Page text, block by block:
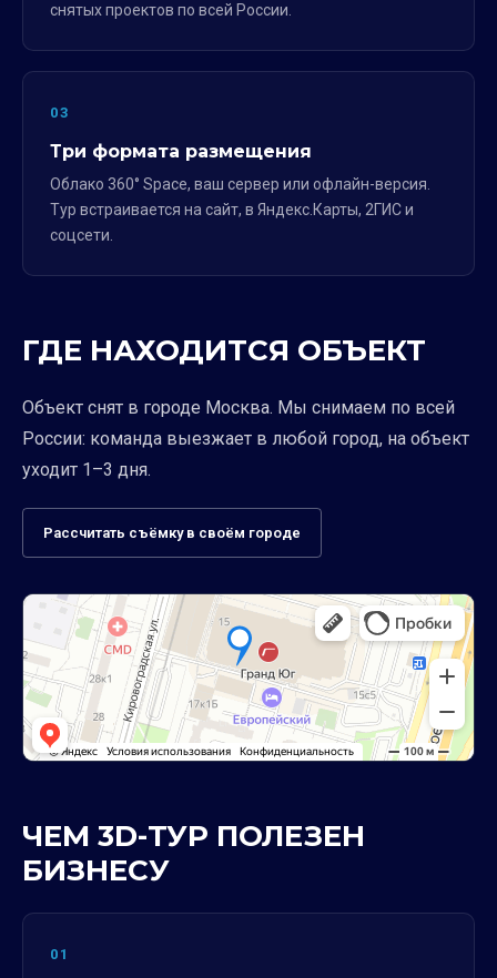
снятых проектов по всей России.
03
Три формата размещения
Облако 360° Space, ваш сервер или офлайн-версия.
Тур встраивается на сайт, в Яндекс.Карты, 2ГИС и
соцсети.
ГДЕ НАХОДИТСЯ ОБЪЕКТ
Объект снят в городе Москва. Мы снимаем по всей
России: команда выезжает в любой город, на объект
уходит 1–3 дня.
Рассчитать съёмку в своём городе
ЧЕМ 3D-ТУР ПОЛЕЗЕН
БИЗНЕСУ
01